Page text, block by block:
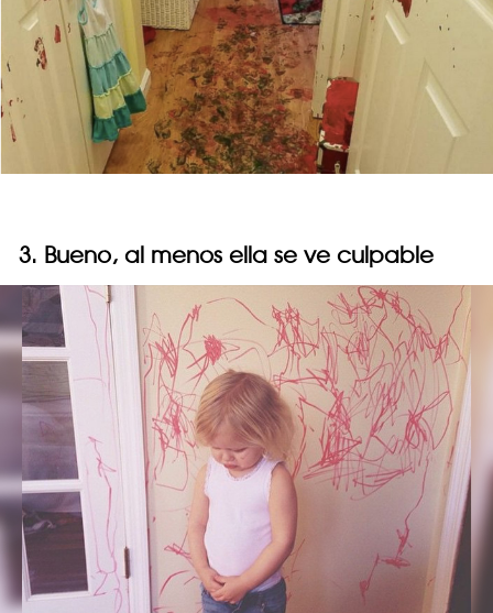
3. Bueno, al menos ella se ve culpable